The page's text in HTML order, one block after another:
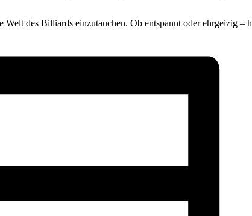
des Billiards einzutauchen. Ob entspannt oder ehrgeizig –